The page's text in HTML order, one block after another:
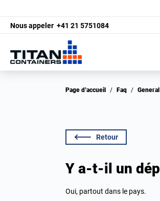
Nous appeler +41 21 5751084
Page d’accueil / Faq /
Retour
Y a-t-il un
Oui, partout dans le pays.